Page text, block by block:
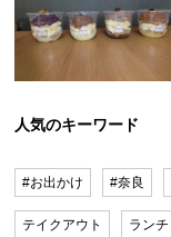
人気のキーワード
#お出かけ #奈良
テイクアウト ランチ